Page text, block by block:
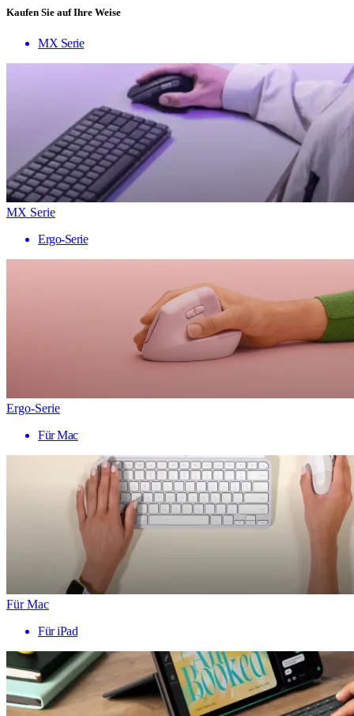
Kaufen Sie auf Ihre Weise
MX Serie
MX Serie
Ergo-Serie
Ergo-Serie
Für Mac
Für Mac
Für iPad